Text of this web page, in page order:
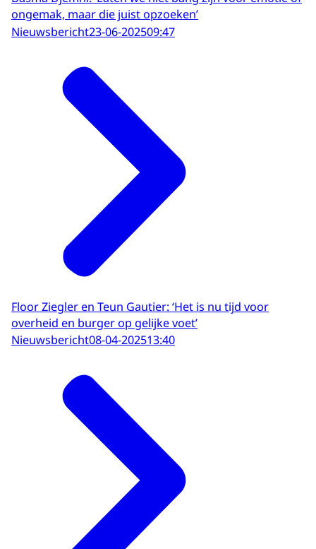
ongemak, maar die juist opzoeken’
Nieuwsbericht23-06-202509:47
Floor Ziegler en Teun Gautier: ‘Het is nu tijd voor
overheid en burger op gelijke voet’
Nieuwsbericht08-04-202513:40